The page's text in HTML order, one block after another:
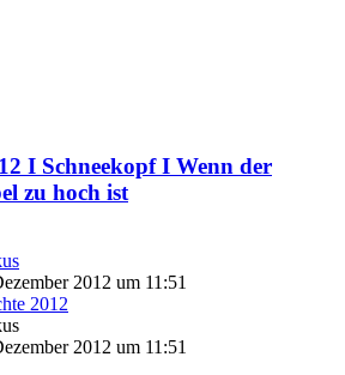
I Schneekopf I Wenn der
zu hoch ist
2012 um 11:51
2012
2012 um 11:51